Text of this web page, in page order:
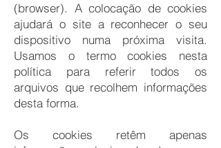
(browser). A colocação de cookies
ajudará o site a reconhecer o seu
dispositivo numa próxima visita.
Usamos o termo cookies nesta
política para referir todos os
arquivos que recolhem informações
desta forma.
Os cookies retêm apenas